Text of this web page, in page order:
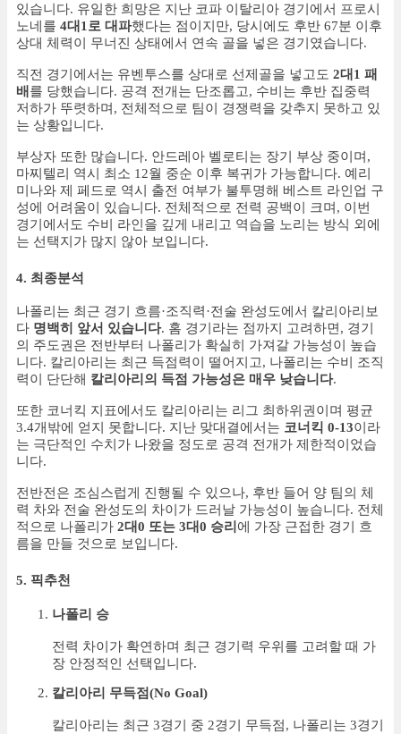
있습니다. 유일한 희망은 지난 코파 이탈리아 경기에서 프로시
노네를 4대1로 대파했다는 점이지만, 당시에도 후반 67분 이후
상대 체력이 무너진 상태에서 연속 골을 넣은 경기였습니다.
직전 경기에서는 유벤투스를 상대로 선제골을 넣고도 2대1 패
배 를 당했습니다. 공격 전개는 단조롭고, 수비는 후반 집중력
저하가 뚜렷하며, 전체적으로 팀이 경쟁력을 갖추지 못하고 있
는 상황입니다.
부상자 또한 많습니다. 안드레아 벨로티는 장기 부상 중이며,
마찌텔리 역시 최소 12월 중순 이후 복귀가 가능합니다. 예리
미나와 제 페드로 역시 출전 여부가 불투명해 베스트 라인업 구
성에 어려움이 있습니다. 전체적으로 전력 공백이 크며, 이번
경기에서도 수비 라인을 깊게 내리고 역습을 노리는 방식 외에
는 선택지가 많지 않아 보입니다.
4. 최종분석
나폴리는 최근 경기 흐름·조직력·전술 완성도에서 칼리아리보
다 명백히 앞서 있습니다. 홈 경기라는 점까지 고려하면, 경기
의 주도권은 전반부터 나폴리가 확실히 가져갈 가능성이 높습
니다. 칼리아리는 최근 득점력이 떨어지고, 나폴리는 수비 조직
력이 단단해 칼리아리의 득점 가능성은 매우 낮습니다.
또한 코너킥 지표에서도 칼리아리는 리그 최하위권이며 평균
3.4개밖에 얻지 못합니다. 지난 맞대결에서는 코너킥 0-13이라
는 극단적인 수치가 나왔을 정도로 공격 전개가 제한적이었습
니다.
전반전은 조심스럽게 진행될 수 있으나, 후반 들어 양 팀의 체
력 차와 전술 완성도의 차이가 드러날 가능성이 높습니다. 전체
적으로 나폴리가 2대0 또는 3대0 승리 에 가장 근접한 경기 흐
름을 만들 것으로 보입니다.
5. 픽추천
나폴리 승
전력 차이가 확연하며 최근 경기력 우위를 고려할 때 가
장 안정적인 선택입니다.
칼리아리 무득점(No Goal)
칼리아리는 최근 3경기 중 2경기 무득점, 나폴리는 3경기